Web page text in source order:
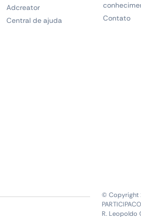
Adcreator
Central de ajuda
Contato
© Copyright
R. Leopoldo